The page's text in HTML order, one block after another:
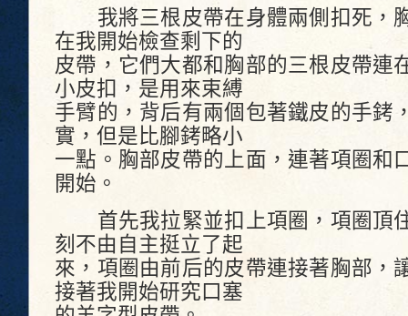
我將三根皮帶在身體兩側扣死，
在我開始檢查剩下的
皮帶，它們大都和胸部的三根皮帶連
小皮扣，是用來束縛
手臂的，背后有兩個包著鐵皮的手銬
實，但是比腳銬略小
一點。胸部皮帶的上面，連著項圈和
開始。
首先我拉緊並扣上項圈，項圈頂
刻不由自主挺立了起
來，項圈由前后的皮帶連接著胸部，
接著我開始研究口塞